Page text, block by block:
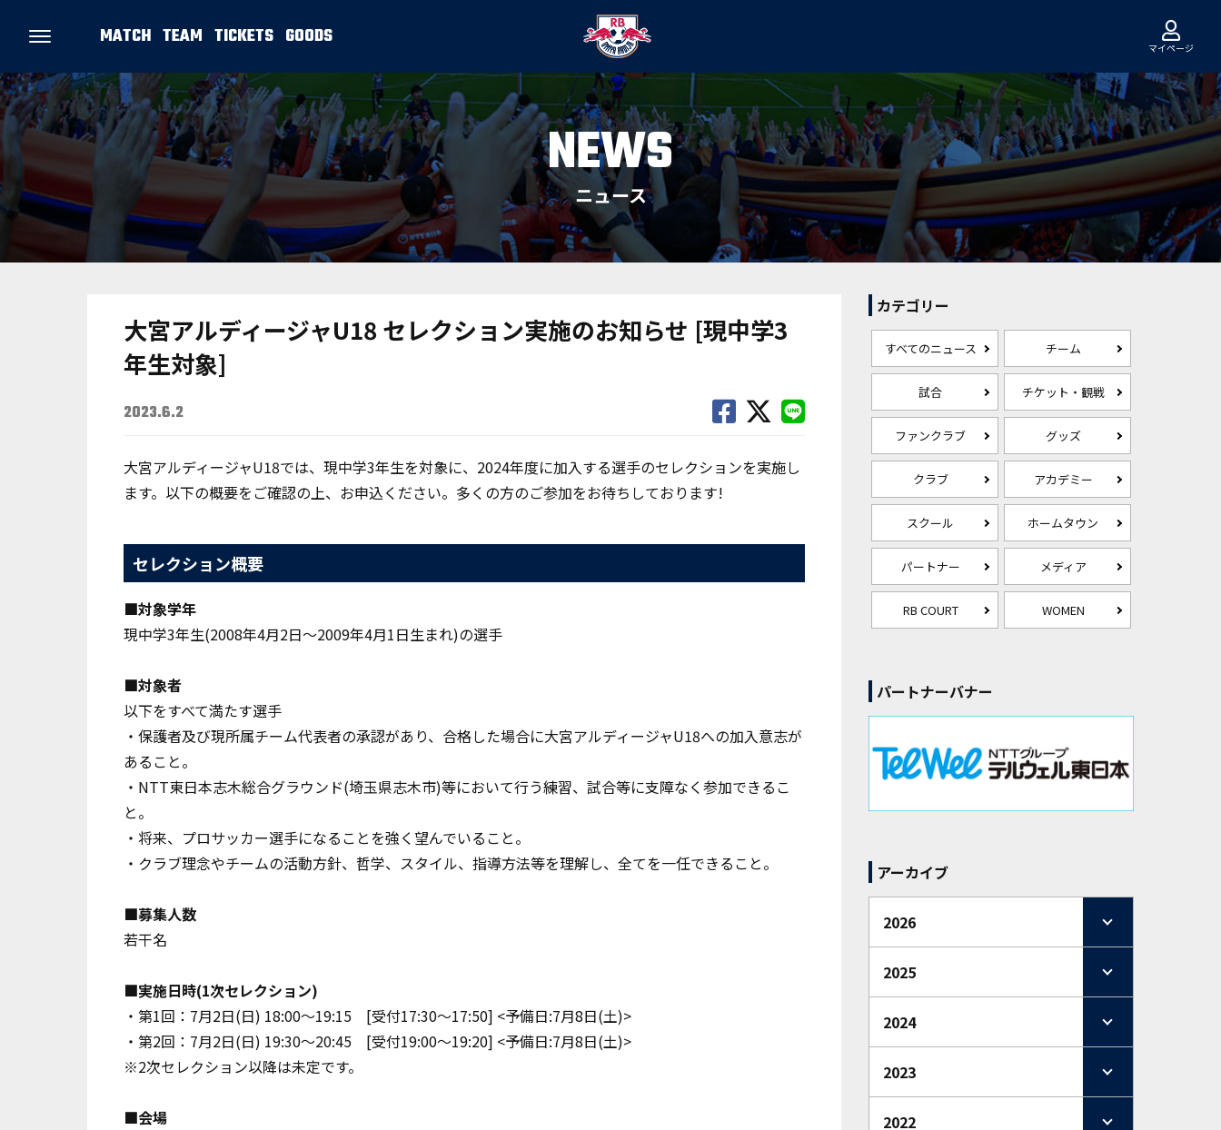
MATCH TEAM TICKETS GOODS マイページ
NEWS
ニュース
大宮アルディージャU18 セレクション実施のお知らせ [現中学3
年生対象]
2023.6.2
大宮アルディージャU18では、現中学3年生を対象に、2024年度に加入する選手のセレクションを実施し
ます。以下の概要をご確認の上、お申込ください。多くの方のご参加をお待ちしております!
セレクション概要
■対象学年
現中学3年生(2008年4月2日～2009年4月1日生まれ)の選手
■対象者
以下をすべて満たす選手
・保護者及び現所属チーム代表者の承認があり、合格した場合に大宮アルディージャU18への加入意志が
あること。
・NTT東日本志木総合グラウンド(埼玉県志木市)等において行う練習、試合等に支障なく参加できるこ
と。
・将来、プロサッカー選手になることを強く望んでいること。
・クラブ理念やチームの活動方針、哲学、スタイル、指導方法等を理解し、全てを一任できること。
■募集人数
若干名
■実施日時(1次セレクション)
・第1回：7月2日(日) 18:00～19:15 [受付17:30～17:50] <予備日:7月8日(土)>
・第2回：7月2日(日) 19:30～20:45 [受付19:00～19:20] <予備日:7月8日(土)>
※2次セレクション以降は未定です。
■会場
カテゴリー
すべてのニュース チーム
試合 チケット・観戦
ファンクラブ グッズ
クラブ アカデミー
スクール ホームタウン
パートナー メディア
RB COURT WOMEN
パートナーバナー
アーカイブ
2026
2025
2024
2023
2022